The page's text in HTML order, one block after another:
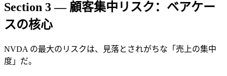
Section 3 — 顧客集中リスク：ベアケー
スの核心
NVDA の最大のリスクは、見落とされがちな「売上の集中
度」だ。